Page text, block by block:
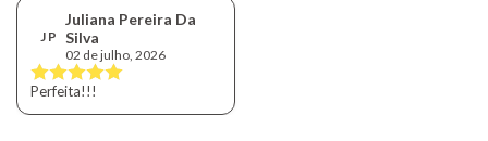
J P
Juliana Pereira Da
Silva
02 de julho, 2026
Perfeita!!!